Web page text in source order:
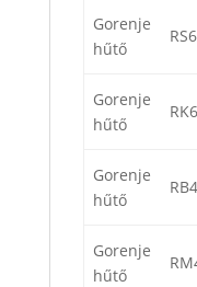
Gorenje
hűtő
Gorenje
hűtő
Gorenje
hűtő
Gorenje
hűtő